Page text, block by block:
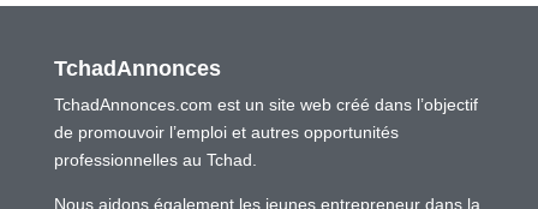
TchadAnnonces
TchadAnnonces.com est un site web créé dans l’objectif
de promouvoir l’emploi et autres opportunités
professionnelles au Tchad.
Nous aidons également les jeunes entrepreneur dans la